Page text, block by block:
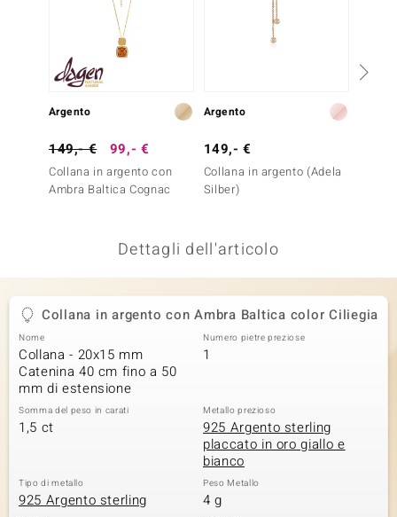
Argento
149,- € 99,- €
Collana in argento con
Ambra Baltica Cognac
Argento
149,- €
Collana in argento (Adela
Silber)
Dettagli dell'articolo
Collana in argento con Ambra Baltica color Ciliegia
Nome
Collana - 20x15 mm
Catenina 40 cm fino a 50
mm di estensione
Numero pietre preziose
1
Somma del peso in carati
1,5 ct
Metallo prezioso
925 Argento sterling
placcato in oro giallo e
bianco
Tipo di metallo
925 Argento sterling
Peso Metallo
4 g